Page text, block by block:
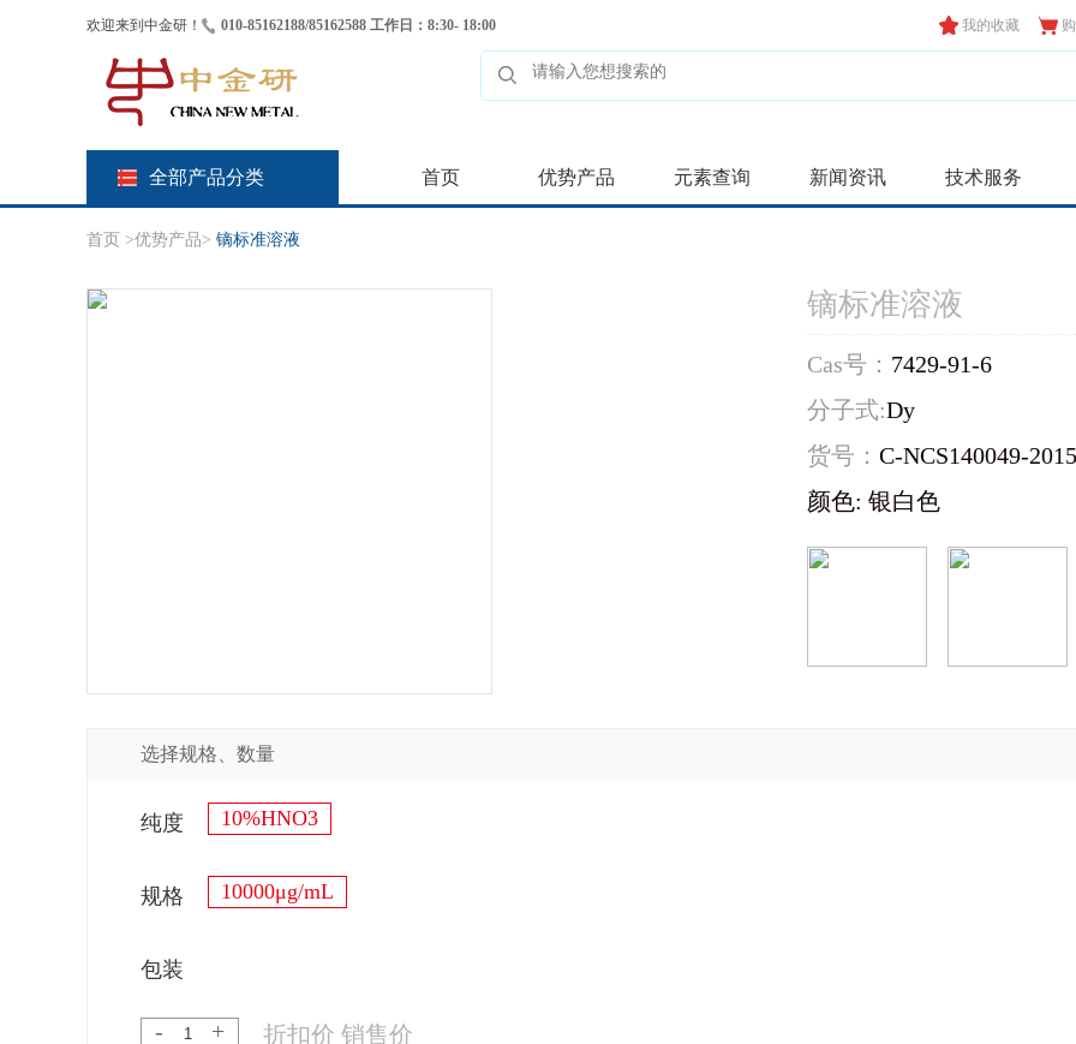
欢迎来到中金研！ 010-85162188/85162588 工作日：8:30- 18:00 我的收藏
全部产品分类 首页 优势产品 元素查询 新闻资讯 技术服务
首页 >优势产品> 镝标准溶液
镝标准溶液
Cas号： 7429-91-6
分子式:Dy
货号： C-NCS140049-2015
颜色: 银白色
选择规格、数量
纯度 10%HNO3
规格 10000μg/mL
包装
- + 折扣价 销售价